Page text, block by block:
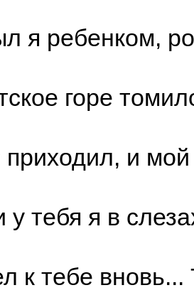
я ребенком,
горе
приходил, и
у тебя я в
к тебе